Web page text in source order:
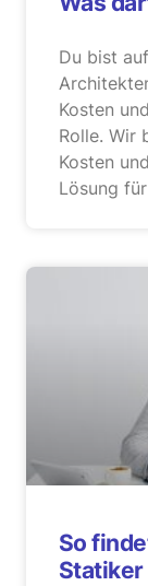
Du bist
Kosten
Rolle. Wir
Kosten
Lösung
So